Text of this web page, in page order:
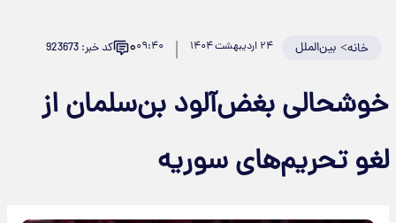
خانه> بین‌الملل ۲۴ اردیبهشت ۱۴۰۴ ۰۹:۴۰۰ کد خبر: 923673
​خوشحالی بغض‌آلود بن‌سلمان از
لغو تحریم‌های سوریه